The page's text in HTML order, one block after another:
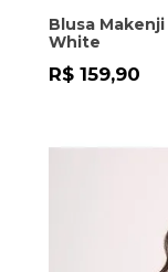
Blusa
White
R$ 159,90